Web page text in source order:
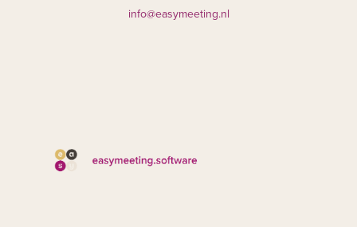
info@easymeeting.nl